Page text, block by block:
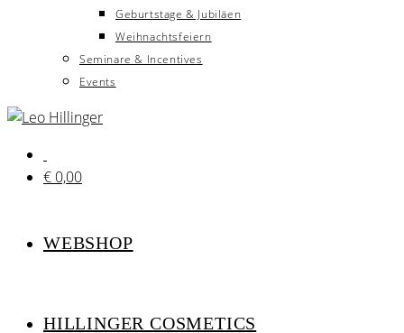
Geburtstage & Jubiläen
Weihnachtsfeiern
Seminare & Incentives
Events
€ 0,00
WEBSHOP
HILLINGER COSMETICS